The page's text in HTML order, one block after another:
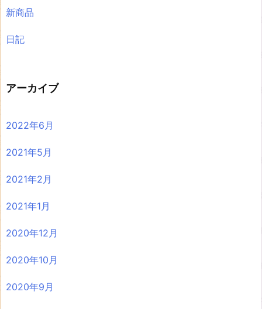
新商品
日記
アーカイブ
2022年6月
2021年5月
2021年2月
2021年1月
2020年12月
2020年10月
2020年9月